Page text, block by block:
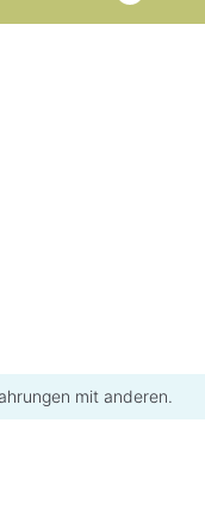
mit anderen.